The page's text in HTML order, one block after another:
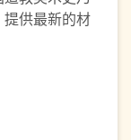
供最新的材